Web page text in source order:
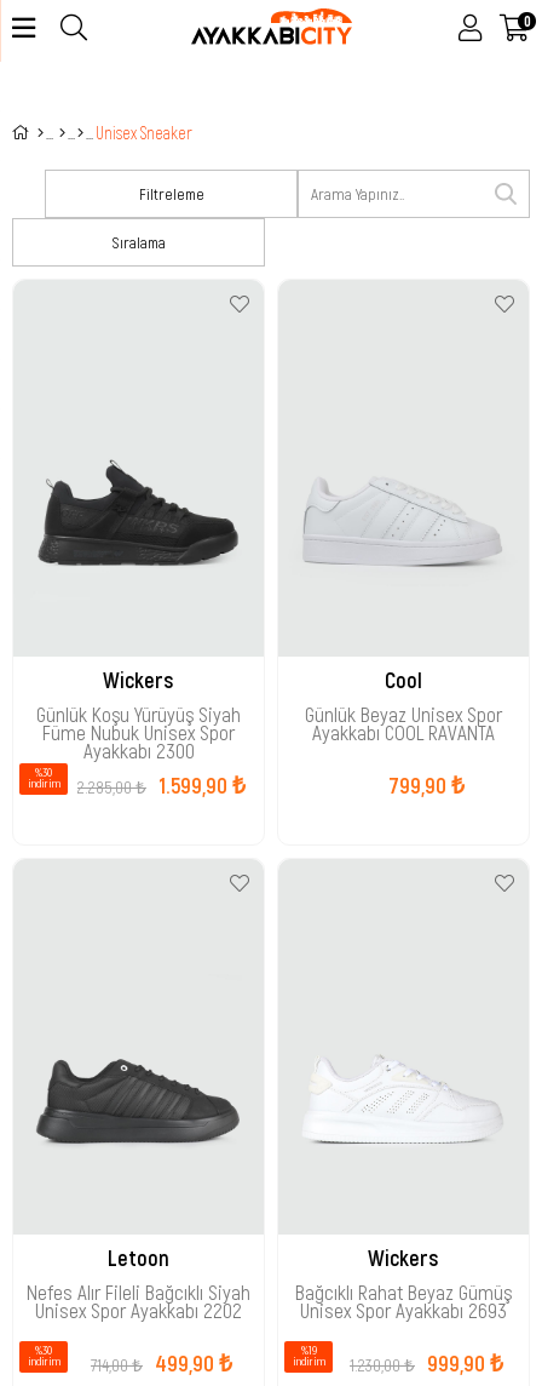
0
Unisex Sneaker
Filtreleme
Sıralama
Wickers
Günlük Koşu Yürüyüş Siyah
Füme Nubuk Unisex Spor
Ayakkabı 2300
1.599,90 ₺
2.285,00 ₺
%30
i̇ndirim
Cool
Günlük Beyaz Unisex Spor
Ayakkabı COOL RAVANTA
799,90 ₺
Letoon
Nefes Alır Fileli Bağcıklı Siyah
Unisex Spor Ayakkabı 2202
499,90 ₺
714,00 ₺
%30
i̇ndirim
Wickers
Bağcıklı Rahat Beyaz Gümüş
Unisex Spor Ayakkabı 2693
999,90 ₺
1.230,00 ₺
%19
i̇ndirim